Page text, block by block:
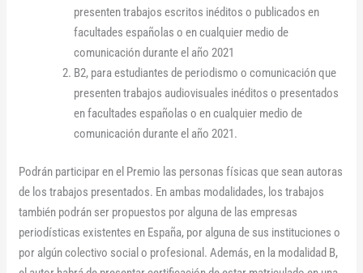
presenten trabajos escritos inéditos o publicados en
facultades españolas o en cualquier medio de
comunicación durante el año 2021
B2, para estudiantes de periodismo o comunicación que
presenten trabajos audiovisuales inéditos o presentados
en facultades españolas o en cualquier medio de
comunicación durante el año 2021.
Podrán participar en el Premio las personas físicas que sean autoras
de los trabajos presentados. En ambas modalidades, los trabajos
también podrán ser propuestos por alguna de las empresas
periodísticas existentes en España, por alguna de sus instituciones o
por algún colectivo social o profesional. Además, en la modalidad B,